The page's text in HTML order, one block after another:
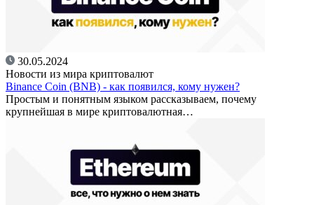
30.05.2024
Новости из мира криптовалют
Binance Coin (BNB) - как появился, кому нужен?
Простым и понятным языком рассказываем, почему
крупнейшая в мире криптовалютная…